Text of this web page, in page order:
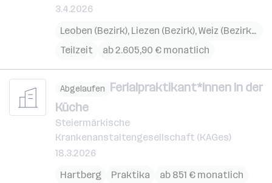
3.4.2026
Leoben (Bezirk), Liezen (Bezirk),Weiz (Bezirk) ,
Teilzeit
ab 2.605,90 € monatlich
Abgelaufen Ferialpraktikant*innen in der
Küche
Steiermärkische
Krankenanstaltengesellschaft (KAGes)
18.3.2026
Hartberg
Praktika ab 851 € monatlich